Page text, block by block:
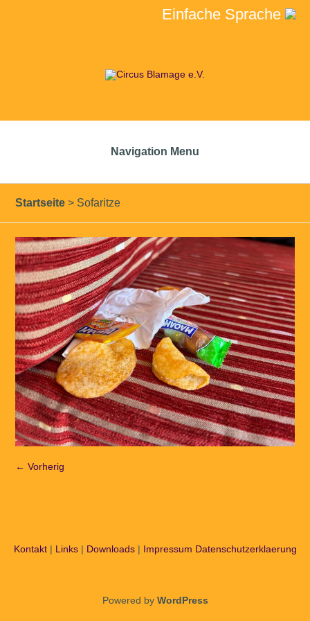
Einfache Sprache
Navigation Menu
Startseite > Sofaritze
← Vorherig
Kontakt| Links| Downloads| Impressum Datenschutzerklaerung
Powered by WordPress